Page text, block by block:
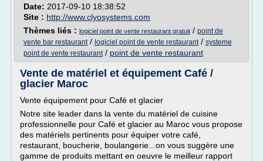
Date: 2017-09-10 18:38:52
Site : http://www.clyosystems.com
Thèmes liés : logiciel point de vente restaurant gratuit / point de
vente bar restaurant/ logiciel point de vente restaurant/ systeme
point de vente restaurant/ point de vente restaurant
Vente de matériel et équipement Café /
glacier Maroc
Vente équipement pour Café et glacier
Notre site leader dans la vente du matériel de cuisine
professionnelle pour Café et glacier au Maroc vous propose
des matériels pertinents pour équiper votre café,
restaurant, boucherie, boulangerie...on vous suggère une
gamme de produits mettant en oeuvre le meilleur rapport